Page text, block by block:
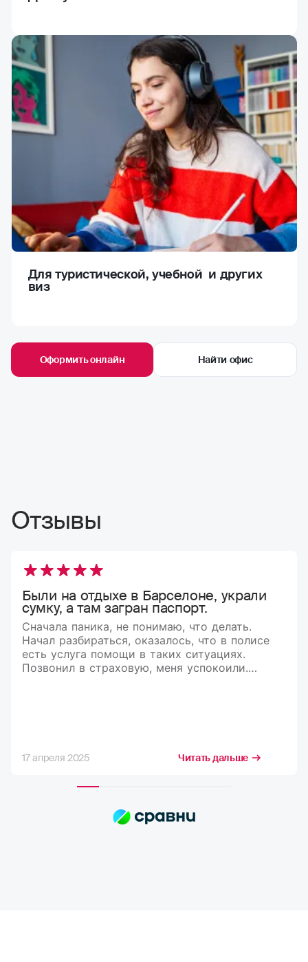
Для туристической, учебной и других
виз
Оформить онлайн Найти офис
Отзывы
Были на отдыхе в Барселоне, украли
сумку, а там загран паспорт.
Сначала паника, не понимаю, что делать.
Начал разбираться, оказалось, что в полисе
есть услуга помощи в таких ситуациях.
Позвонил в страховую, меня успокоили.
17 апреля 2025 Читать дальше